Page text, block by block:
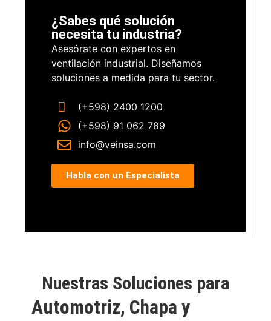
¿Sabes qué solución
necesita tu industria?
Asesórate con expertos en
ventilación industrial. Diseñamos
soluciones a medida para tu sector.
(+598) 2400 1200
(+598) 91 062 789
info@veinsa.com
Habla con un Especialista
Nuestras Soluciones para
Automotriz, Chapa y